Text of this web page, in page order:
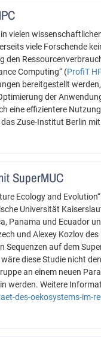
vielen
viele Forschende
den
Computing“ (ProfiT
bereitgestellt
der
eine effizientere
Zuse-Institut Berlin
SuperMUC
Ecology and
Universität
Panama und Ecuador
und Alexey Kozlov
auf dem
diese Studie nicht
an einem neuen
werden. Weitere
des-oekosystems-im-